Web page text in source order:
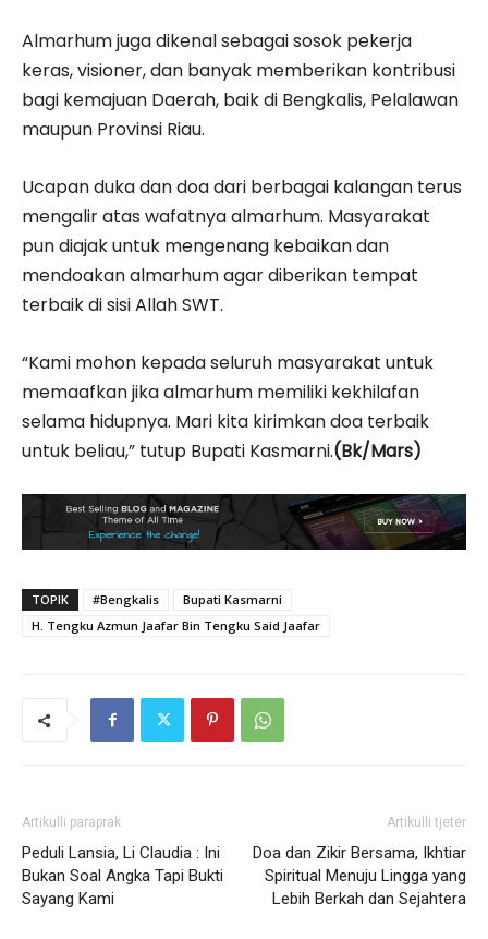
Almarhum juga dikenal sebagai sosok pekerja
keras, visioner, dan banyak memberikan kontribusi
bagi kemajuan Daerah, baik di Bengkalis, Pelalawan
maupun Provinsi Riau.
Ucapan duka dan doa dari berbagai kalangan terus
mengalir atas wafatnya almarhum. Masyarakat
pun diajak untuk mengenang kebaikan dan
mendoakan almarhum agar diberikan tempat
terbaik di sisi Allah SWT.
“Kami mohon kepada seluruh masyarakat untuk
memaafkan jika almarhum memiliki kekhilafan
selama hidupnya. Mari kita kirimkan doa terbaik
untuk beliau,” tutup Bupati Kasmarni.(Bk/Mars)
TOPIK #Bengkalis
Bupati Kasmarni
H. Tengku Azmun Jaafar Bin Tengku Said Jaafar
Artikulli paraprak
Peduli Lansia, Li Claudia : Ini
Bukan Soal Angka Tapi Bukti
Sayang Kami
Artikulli tjetër
Doa dan Zikir Bersama, Ikhtiar
Spiritual Menuju Lingga yang
Lebih Berkah dan Sejahtera